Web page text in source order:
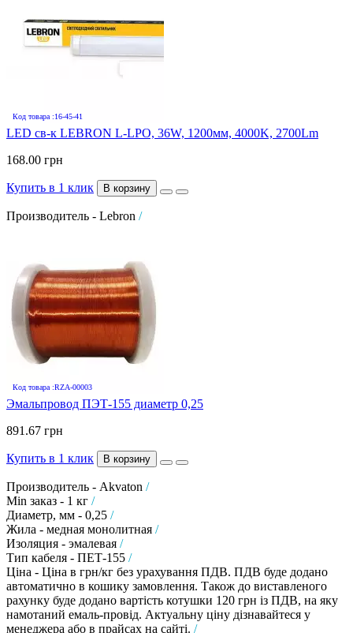
Код товара :16-45-41
LED св-к LEBRON L-LPO, 36W, 1200мм, 4000K, 2700Lm
168.00 грн
Купить в 1 клик В корзину
Производитель - Lebron /
Код товара :RZA-00003
Эмальпровод ПЭТ-155 диаметр 0,25
891.67 грн
Купить в 1 клик В корзину
Производитель - Akvaton /
Min заказ - 1 кг /
Диаметр, мм - 0,25 /
Жила - медная монолитная /
Изоляция - эмалевая /
Тип кабеля - ПЕТ-155 /
Ціна - Ціна в грн/кг без урахування ПДВ. ПДВ буде додано
автоматично в кошику замовлення. Також до виставленого
рахунку буде додано вартість котушки 120 грн із ПДВ, на яку
намотаний емаль-провід. Актуальну ціну дізнавайтеся у
менеджера або в прайсах на сайті. /